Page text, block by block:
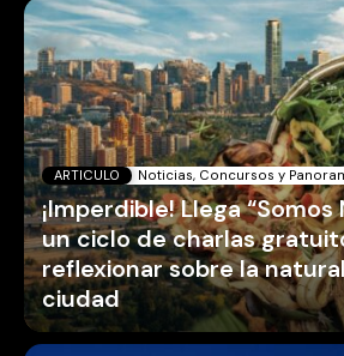
ARTICULO Noticias, Concursos y
¡Imperdible! Llega “Somos
un ciclo de charlas
reflexionar sobre la
ciudad